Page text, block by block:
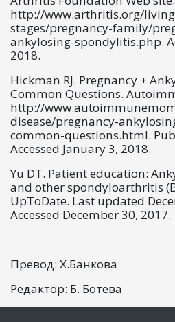
http://www.arthritis.org/
stages/pregnancy-family/
ankylosing-spondylitis.php.
2018.
Hickman RJ. Pregnancy +
Common Questions.
http://
disease/pregnancy-
common-questions.html.
Accessed January 3, 2018.
Yu DT. Patient education:
and other spondyloarthritis
UpToDate. Last updated
Accessed December 30, 2017.
Превод: Х.Банкова
Редактор: Б. Ботева